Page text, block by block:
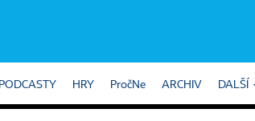
PODCASTY HRY PročNe ARCHIV DALŠÍ